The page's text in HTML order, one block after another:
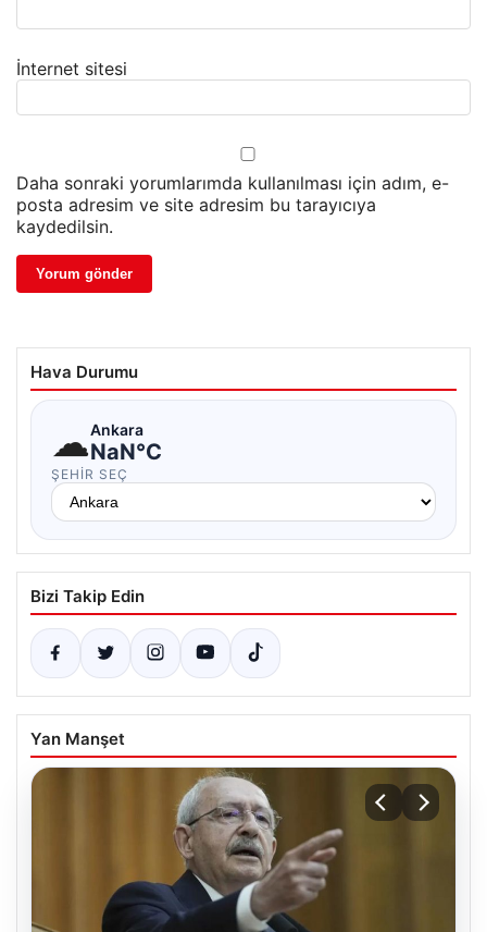
İnternet sitesi
Daha sonraki yorumlarımda kullanılması için adım, e-
posta adresim ve site adresim bu tarayıcıya
kaydedilsin.
Hava Durumu
☁Ankara
NaN°C
ŞEHIR SEÇ
Bizi Takip Edin
Yan Manşet